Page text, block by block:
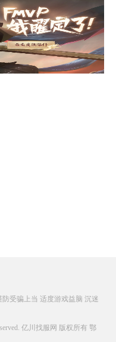
受骗上当 适度游戏益脑 沉迷
亿川找服网 版权所有 鄂